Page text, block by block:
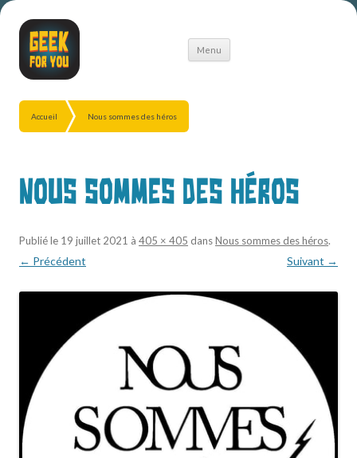
Menu
Aller
Accueil Nous sommes des héros
Nous sommes des héros
Publié le 19 juillet 2021 à 405 × 405 dansNous sommes des héros.
← Précédent Suivant →